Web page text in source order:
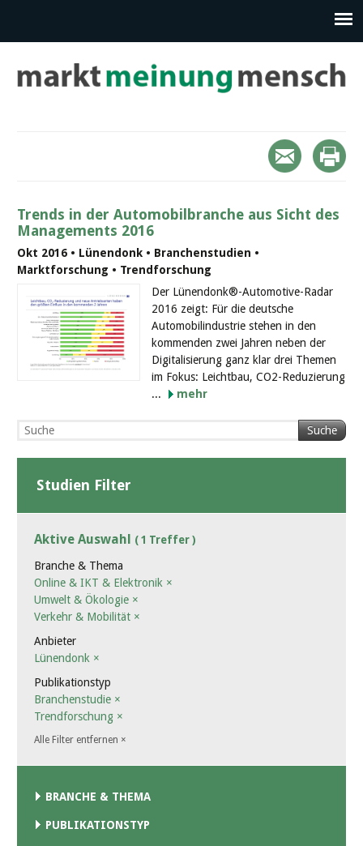
Trends in der Automobilbranche aus Sicht des
Managements 2016
Okt 2016 • Lünendonk • Branchenstudien •
Marktforschung • Trendforschung
Der Lünendonk®-Automotive-Radar
2016 zeigt: Für die deutsche
Automobilindustrie stehen in den
kommenden zwei Jahren neben der
Digitalisierung ganz klar drei Themen
im Fokus: Leichtbau, CO2-Reduzierung
...
mehr
Suche
Studien Filter
Aktive Auswahl ( 1 Treffer )
Branche & Thema
Online & IKT & Elektronik ×
Umwelt & Ökologie ×
Verkehr & Mobilität ×
Anbieter
Lünendonk ×
Publikationstyp
Branchenstudie ×
Trendforschung ×
Alle Filter entfernen ×
BRANCHE & THEMA
PUBLIKATIONSTYP